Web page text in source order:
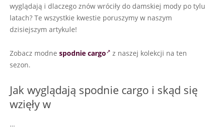
wyglądają i dlaczego znów wróciły do damskiej mody po tylu
latach? Te wszystkie kwestie poruszymy w naszym
dzisiejszym artykule!
Zobacz modne spodnie cargo
z naszej kolekcji na ten
sezon.
Jak wyglądają spodnie cargo i skąd się
wzięły w
…